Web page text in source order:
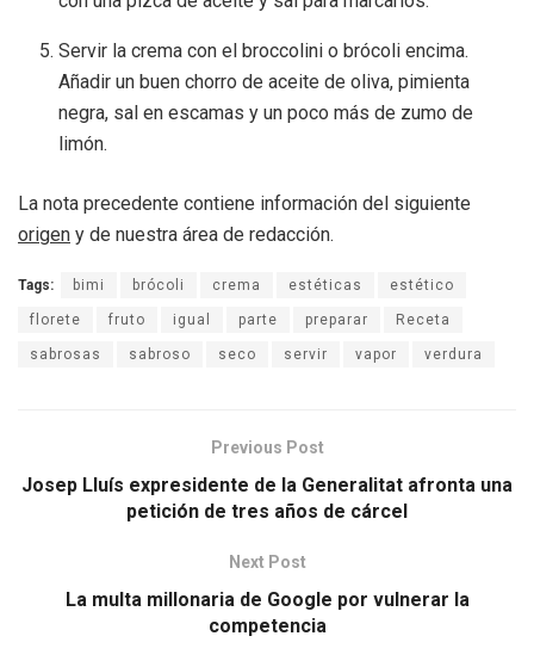
Servir la crema con el broccolini o brócoli encima.
Añadir un buen chorro de aceite de oliva, pimienta
negra, sal en escamas y un poco más de zumo de
limón.
La nota precedente contiene información del siguiente
origen y de nuestra área de redacción.
Tags: bimi brócoli crema estéticas estético
florete fruto igual parte preparar Receta
sabrosas sabroso seco servir vapor verdura
Previous Post
Josep Lluís expresidente de la Generalitat afronta una
petición de tres años de cárcel
Next Post
La multa millonaria de Google por vulnerar la
competencia